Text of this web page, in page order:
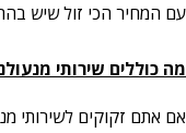
עם המחיר הכי זול שיש
מה כוללים שירותי
אם אתם זקוקים לשירותי